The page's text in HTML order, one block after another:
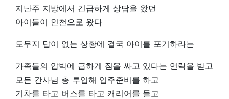
지난주 지방에서 긴급하게 상담을 왔던
아이들이 인천으로 왔다
도무지 답이 없는 상황에 결국 아이를 포기하라는
가족들의 압박에 급하게 짐을 싸고 있다는 연락을 받고
모든 간사님 총 투입해 입주준비를 하고
기차를 타고 버스를 타고 캐리어를 들고